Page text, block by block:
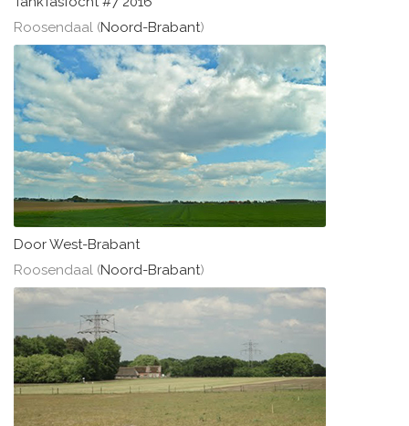
Roosendaal (Noord-Brabant)
Door West-Brabant
Roosendaal (Noord-Brabant)